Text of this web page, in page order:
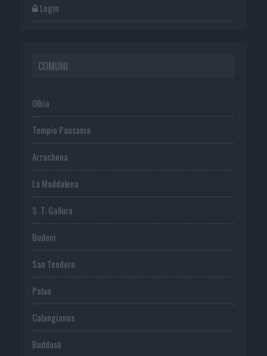
Login
COMUNI
Olbia
Tempio Pausania
Arzachena
La Maddalena
S. T. Gallura
Budoni
San Teodoro
Palau
Calangianus
Buddusò